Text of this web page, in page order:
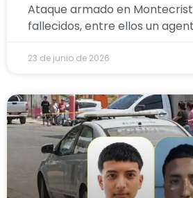
Ataque armado en
fallecidos, entre ellos un
23 de junio de 2026